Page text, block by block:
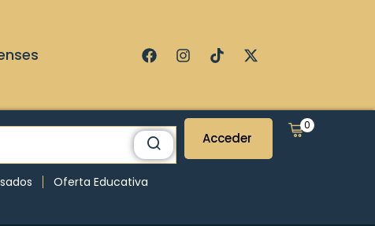
Oferta Educativa
Acceder
0